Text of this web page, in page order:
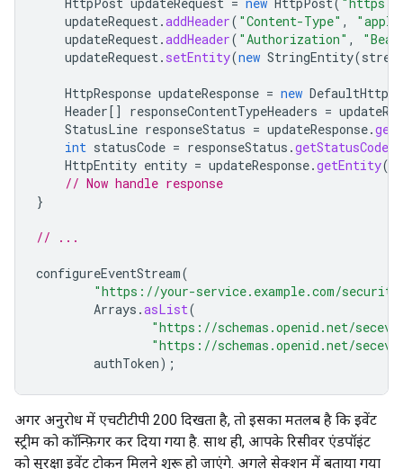
updateRequest.addHeader( "Content-Type" ,
updateRequest.addHeader( "Authorization" ,
updateRequest. setEntity(new StringEntity(
HttpResponse updateResponse = new
Header[] responseContentTypeHeaders =
StatusLine responseStatus = updateResponse.
int statusCode = responseStatus .getStatusCode
HttpEntity entity = updateResponse.getEntity
// Now handle response
}
// ...
configureEventStream(
"https://your-service.example.com/
Arrays .asList(
"https://schemas.openid.net/
"https://schemas.openid.net/
authToken);
अगर अनुरोध में एचटीटीपी 200 दिखता है, तो इसका मतलब है कि इवेंट
स्ट्रीम को कॉन्फ़िगर कर दिया गया है. साथ ही, आपके रिसीवर एंडपॉइंट
को सुरक्षा इवेंट टोकन मिलने शुरू हो जाएंगे. अगले सेक्शन में बताया गया